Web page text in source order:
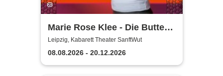
Marie Rose Klee - Die Butter
steht wirklich im
Kühlschrank!
Leipzig, Kabarett Theater SanftWut
08.08.2026 - 20.12.2026